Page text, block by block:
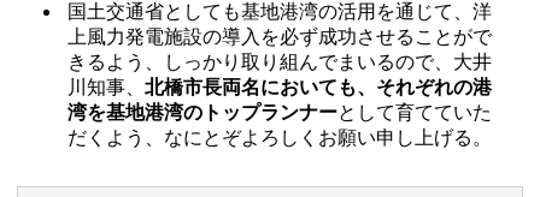
国土交通省としても基地港湾の活用を通じて、洋
上風力発電施設の導入を必ず成功させることがで
きるよう、しっかり取り組んでまいるので、大井
川知事、北橋市長両名においても、それぞれの港
湾を基地港湾のトップランナーとして育てていた
だくよう、なにとぞよろしくお願い申し上げる。